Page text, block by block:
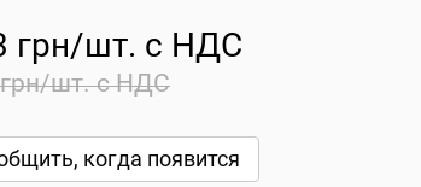
грн/шт. с НДС
шт. с НДС
когда появится